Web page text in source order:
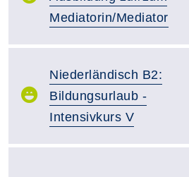
Mediatorin/Mediator
Niederländisch B2:
Bildungsurlaub -
Intensivkurs V